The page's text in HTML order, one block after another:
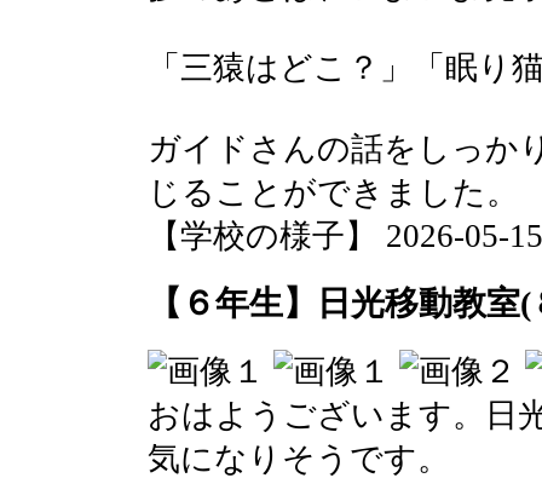
「三猿はどこ？」「眠り
ガイドさんの話をしっか
じることができました。
【学校の様子】 2026-05-
【６年生】日光移動教室(
おはようございます。日
気になりそうです。